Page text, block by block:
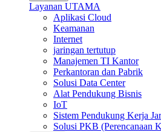
Layanan UTAMA
Aplikasi Cloud
Keamanan
Internet
jaringan tertutup
Manajemen TI Kantor
Perkantoran dan Pabrik
Solusi Data Center
Alat Pendukung Bisnis
IoT
Sistem Pendukung Kerja
Solusi PKB (Perencanaan